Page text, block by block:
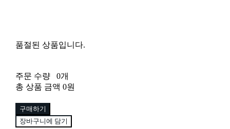
품절된 상품입니다.
주문 수량
0개
총 상품 금액 0원
구매하기
장바구니에 담기